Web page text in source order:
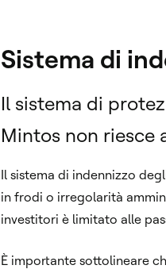
Sistema di
Il sistema di
Mintos non riesce
Il sistema di indennizzo
in frodi o irregolarità
investitori è limitato alle
È importante sottolineare